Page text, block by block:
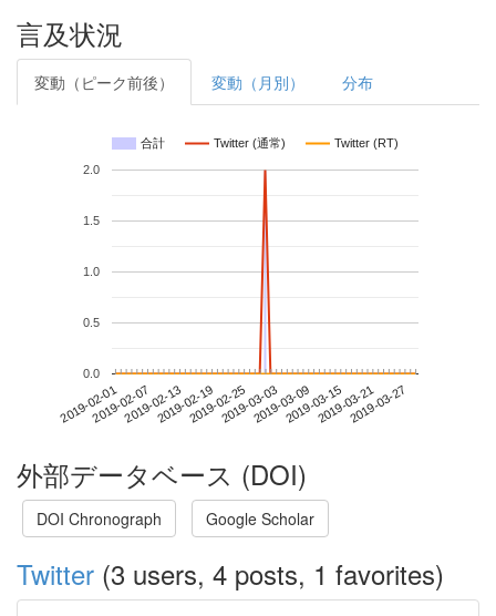
言及状況
変動（ピーク前後） 変動（月別） 分布
合計 Twitter (通常) Twitter (RT)
2019-02-012019-02-072019-02-132019-02-192019-02-252019-03-032019-03-092019-03-152019-03-212019-03-27
0.0
0.5
1.0
1.5
2.0
外部データベース (DOI)
DOI Chronograph Google Scholar
Twitter (3 users, 4 posts, 1 favorites)